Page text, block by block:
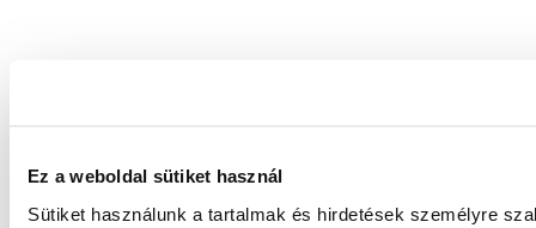
Ez a weboldal sütiket használ
Sütiket használunk a tartalmak és hirdetések személyre